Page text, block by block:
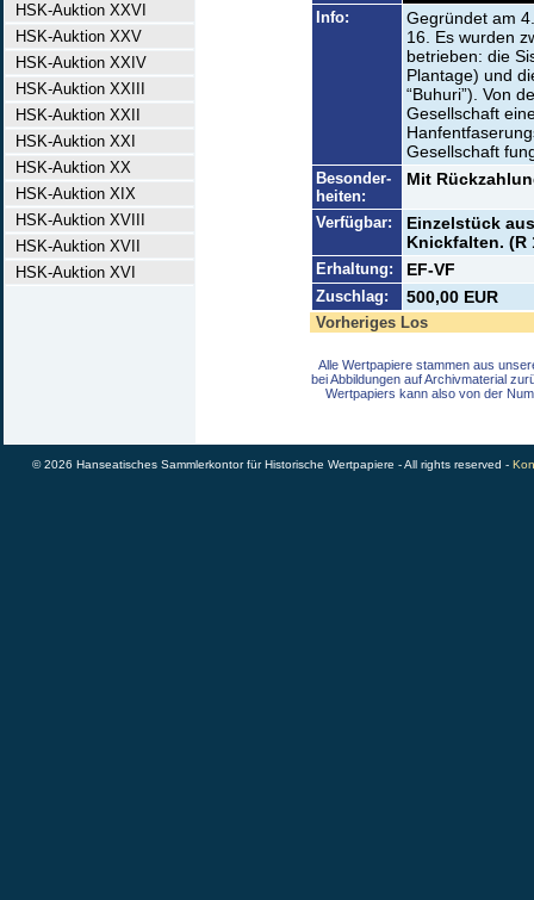
HSK-Auktion XXVI
HSK-Auktion XXV
HSK-Auktion XXIV
HSK-Auktion XXIII
HSK-Auktion XXII
HSK-Auktion XXI
HSK-Auktion XX
HSK-Auktion XIX
HSK-Auktion XVIII
HSK-Auktion XVII
HSK-Auktion XVI
Info:
Gegründet am
16. Es wurden
betrieben: die
Plantage) und
“Buhuri”). Von
Gesellschaft
Gesellschaft
Besonder-
heiten:
Mit
Verfügbar:
Einzelstück
Knickfalten. (R
Erhaltung: EF-VF
Zuschlag: 500,00 EUR
Vorheriges Los
Alle Wertpapiere stammen aus
bei Abbildungen auf Archivmaterial
Wertpapiers kann also von der
© 2026 Hanseatisches Sammlerkontor für Historische Wertpapiere - All rights reserved -